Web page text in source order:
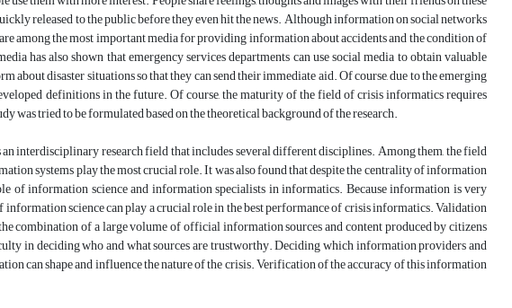
released to the public before they even hit the news. Although information on social networks
among the most important media for providing information about accidents and the condition of
has also shown that emergency services departments can use social media to obtain valuable
disaster situations so that they can send their immediate aid. Of course, due to the emerging
definitions in the future. Of course, the maturity of the field of crisis informatics requires
was tried to be formulated based on the theoretical background of the research.
interdisciplinary research field that includes several different disciplines. Among them, the field
systems play the most crucial role. It was also found that despite the centrality of information
of information science and information specialists in informatics. Because information is very
science can play a crucial role in the best performance of crisis informatics. Validation
combination of a large volume of official information sources and content produced by citizens
in deciding who and what sources are trustworthy. Deciding which information providers and
can shape and influence the nature of the crisis. Verification of the accuracy of this information